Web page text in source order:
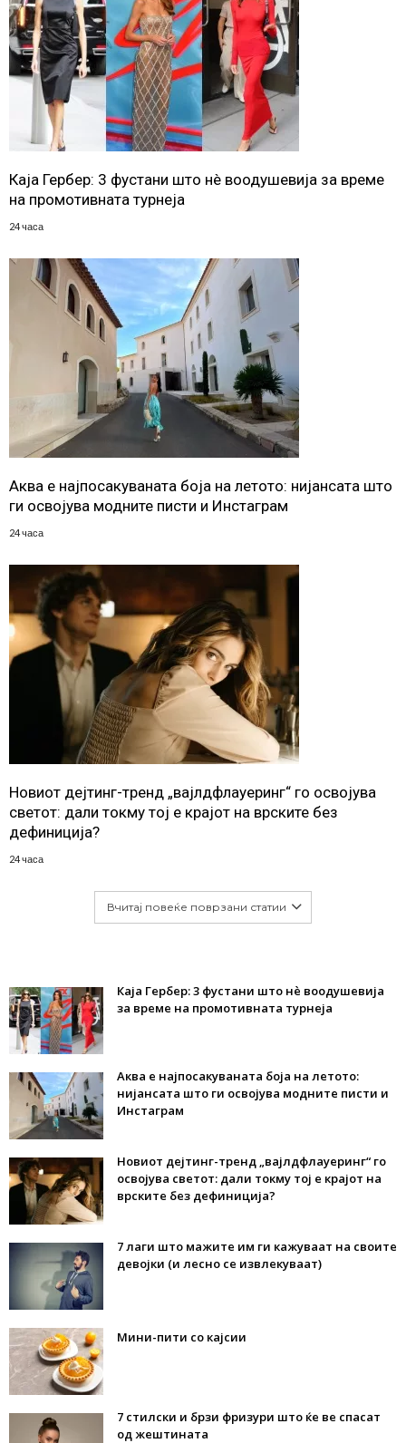
Каја Гербер: 3 фустани што нè воодушевија за време
на промотивната турнеја
24 часа
Аква е најпосакуваната боја на летото: нијансата што
ги освојува модните писти и Инстаграм
24 часа
Новиот дејтинг-тренд „вајлдфлауеринг“ го освојува
светот: дали токму тој е крајот на врските без
дефиниција?
24 часа
Вчитај повеќе поврзани статии
Каја Гербер: 3 фустани што нè воодушевија
за време на промотивната турнеја
Аква е најпосакуваната боја на летото:
нијансата што ги освојува модните писти и
Инстаграм
Новиот дејтинг-тренд „вајлдфлауеринг“ го
освојува светот: дали токму тој е крајот на
врските без дефиниција?
7 лаги што мажите им ги кажуваат на своите
девојки (и лесно се извлекуваат)
Мини-пити со кајсии
7 стилски и брзи фризури што ќе ве спасат
од жештината